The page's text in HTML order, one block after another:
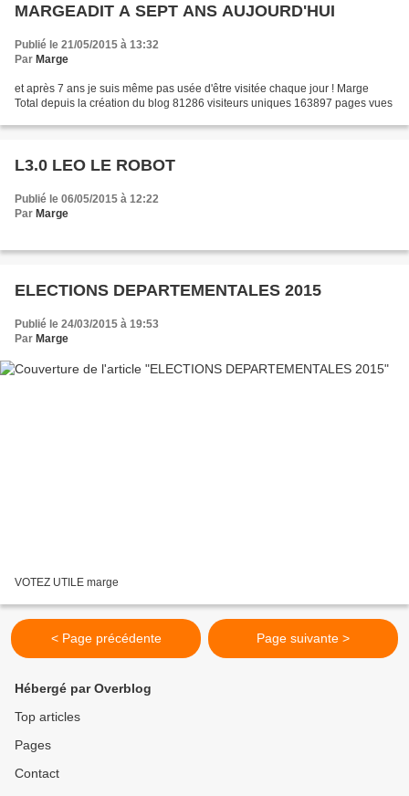
MARGEADIT A SEPT ANS AUJOURD'HUI
Publié le 21/05/2015 à 13:32
Par Marge
et après 7 ans je suis même pas usée d'être visitée chaque jour ! Marge
Total depuis la création du blog 81286 visiteurs uniques 163897 pages vues
L3.0 LEO LE ROBOT
Publié le 06/05/2015 à 12:22
Par Marge
ELECTIONS DEPARTEMENTALES 2015
Publié le 24/03/2015 à 19:53
Par Marge
VOTEZ UTILE marge
< Page précédente Page suivante >
Hébergé par Overblog
Top articles
Pages
Contact